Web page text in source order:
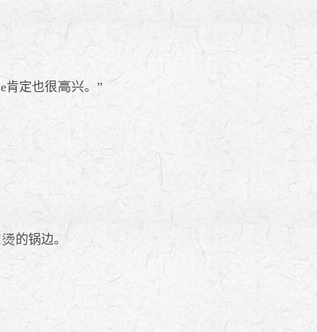
肯定也很 兴。”
的锅边。